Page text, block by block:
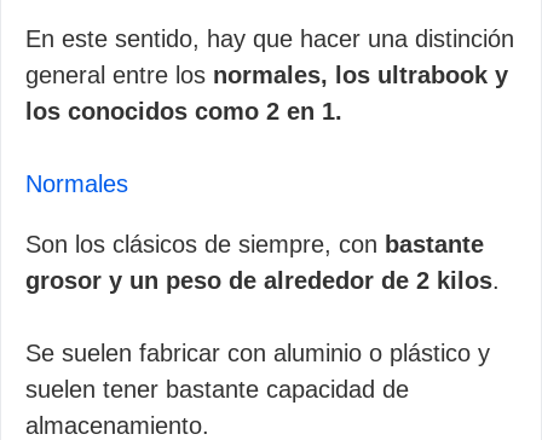
En este sentido, hay que hacer una distinción
general entre los normales, los ultrabook y
los conocidos como 2 en 1.
Normales
Son los clásicos de siempre, con bastante
grosor y un peso de alrededor de 2 kilos.
Se suelen fabricar con aluminio o plástico y
suelen tener bastante capacidad de
almacenamiento.